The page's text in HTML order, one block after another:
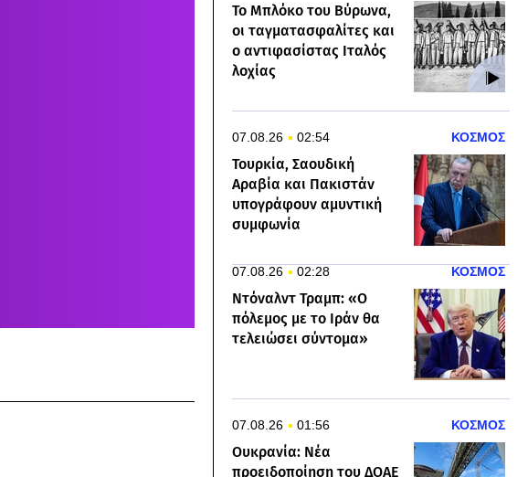
Το Μπλόκο του Βύρωνα,
οι ταγματασφαλίτες και
ο αντιφασίστας Ιταλός
λοχίας
07.08.26 02:54 ΚΟΣΜΟΣ
Τουρκία, Σαουδική
Αραβία και Πακιστάν
υπογράφουν αμυντική
συμφωνία
07.08.26 02:28 ΚΟΣΜΟΣ
Ντόναλντ Τραμπ: «Ο
πόλεμος με το Ιράν θα
τελειώσει σύντομα»
07.08.26 01:56 ΚΟΣΜΟΣ
Ουκρανία: Νέα
προειδοποίηση του ΔΟΑΕ